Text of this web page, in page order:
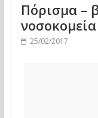
Πόρισμα –
νοσοκομεία
25/02/2017